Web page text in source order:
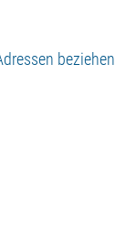
beziehen